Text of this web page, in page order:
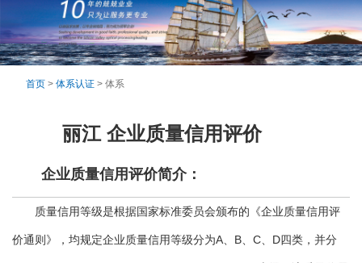
首页 > 体系认证 > 体系
丽江 企业质量信用评价
企业质量信用评价简介：
质量信用等级是根据国家标准委员会颁布的《企业质量信用评
价通则》，均规定企业质量信用等级分为A、B、C、D四类，并分